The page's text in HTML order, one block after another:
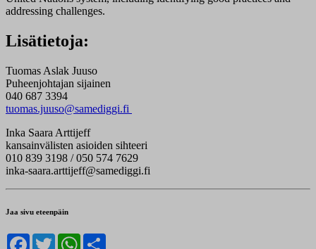
addressing challenges.
Lisätietoja:
Tuomas Aslak Juuso
Puheenjohtajan sijainen
040 687 3394
tuomas.juuso@samediggi.fi
Inka Saara Arttijeff
kansainvälisten asioiden sihteeri
010 839 3198 / 050 574 7629
inka-saara.arttijeff@samediggi.fi
Jaa sivu eteenpäin
Facebook
TwitterWhatsApp